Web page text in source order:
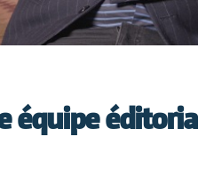
équipe